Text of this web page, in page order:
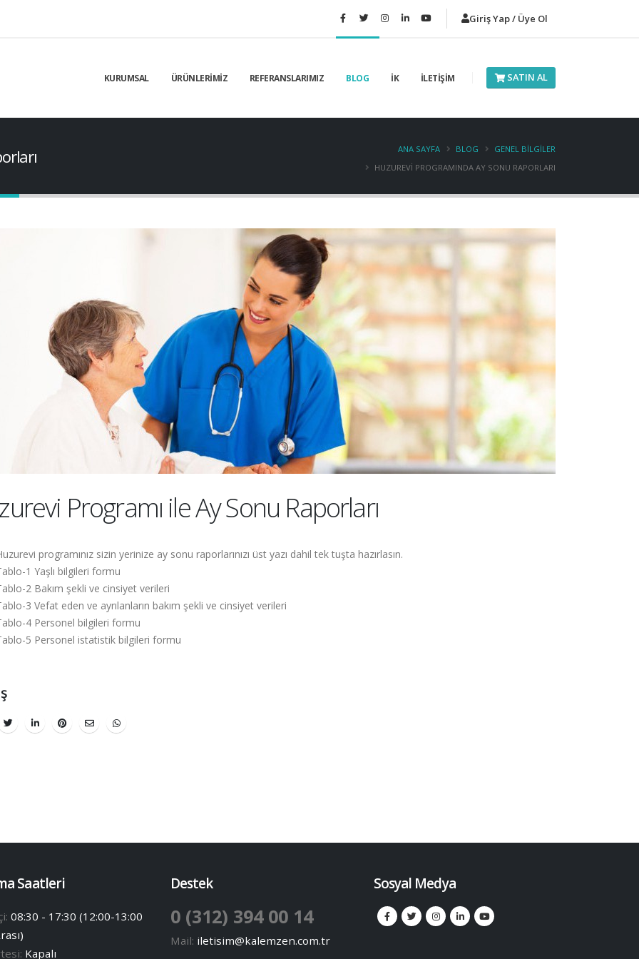
Giriş Yap / Üye Ol
KURUMSAL ÜRÜNLERİMİZ REFERANSLARIMIZ BLOG İK İLETİŞİM SATIN AL
ANA SAYFA BLOG
GENEL BILGILER
HUZUREVI PROGRAMINDA AY SONU RAPORLARI
Programı ile Ay Sonu Raporları
programınız sizin yerinize ay sonu raporlarınızı üst yazı dahil tek tuşta hazırlasın.
1 Yaşlı bilgileri formu
2 Bakım şekli ve cinsiyet verileri
3 Vefat eden ve ayrılanların bakım şekli ve cinsiyet verileri
4 Personel bilgileri formu
5 Personel istatistik bilgileri formu
Saatleri
08:30 - 17:30 (12:00-13:00
Kapalı
Destek
0 (312) 394 00 14
Mail: iletisim@kalemzen.com.tr
Sosyal Medya